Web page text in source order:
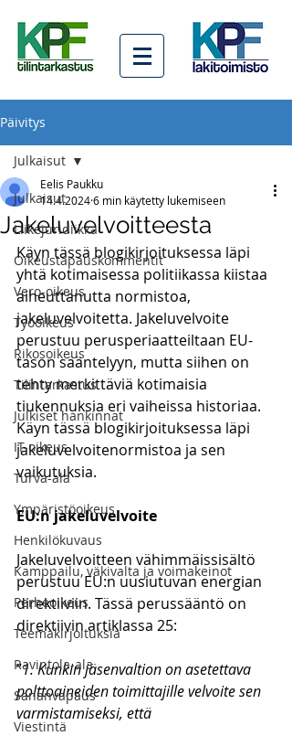
Päivitys
Julkaisut
Liikejuridiikka
Oikeustapauskommentit
Vero-oikeus
Työoikeus
Rikosoikeus
Tilintarkastus
Julkiset hankinnat
IT-oikeus
Turva-ala
Ympäristöoikeus
Henkilökuvaus
Kamppailu, väkivalta ja voimakeinot
Perheoikeus
Teemakirjoituksia
Ravintola-ala
Sananvapaus
Viestintä
Julkaisut
Jakeluvelvoitteesta
Eelis Paukku
14.4.20246 min käytetty lukemiseen
Käyn tässä blogikirjoituksessa läpi
yhtä kotimaisessa politiikassa kiistaa
aiheuttanutta normistoa,
jakeluvelvoitetta. Jakeluvelvoite
perustuu perusperiaatteiltaan EU-
tason sääntelyyn, mutta siihen on
tehty merkittäviä kotimaisia
tiukennuksia eri vaiheissa historiaa.
Käyn tässä blogikirjoituksessa läpi
jakeluvelvoitenormistoa ja sen
vaikutuksia.
EU:n jakeluvelvoite
Jakeluvelvoitteen vähimmäissisältö
perustuu EU:n uusiutuvan energian
direktiiviin. Tässä perussääntö on
direktiivin artiklassa 25:
”1. Kunkin jäsenvaltion on asetettava
polttoaineiden toimittajille velvoite sen
varmistamiseksi, että